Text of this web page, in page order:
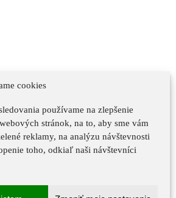
cookies
používame na zlepšenie
stránok, na to, aby sme vám
reklamy, na analýzu návštevnosti
toho, odkiaľ naši návštevníci